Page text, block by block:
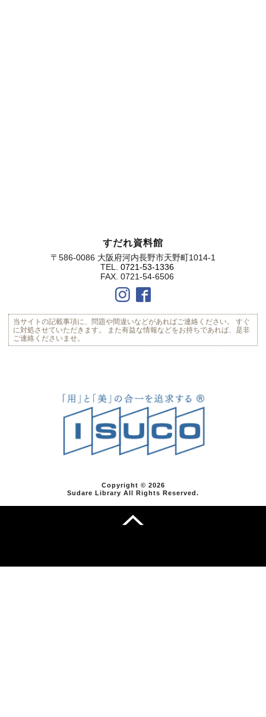
すだれ資料館
〒586-0086 大阪府河内長野市天野町1014-1
TEL. 0721-53-1336
FAX. 0721-54-6506
当サイトの記載事項に、問題や間違いなどがあればご連絡ください。
すぐ
に対処させていただきます。
また有益な情報などをお持ちであれば、是非
ご連絡くださいませ。
Copyright © 2026
Sudare Library All Rights Reserved.